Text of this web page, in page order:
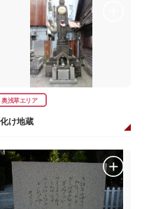
奥浅草エリア
け地蔵